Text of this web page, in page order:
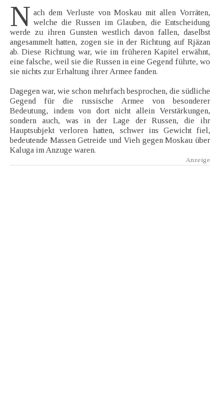
N ach dem Verluste von Moskau mit allen Vorräten,
welche die Russen im Glauben, die Entscheidung
werde zu ihren Gunsten westlich davon fallen, daselbst
angesammelt hatten, zogen sie in der Richtung auf Rjäzan
ab. Diese Richtung war, wie im früheren Kapitel erwähnt,
eine falsche, weil sie die Russen in eine Gegend führte, wo
sie nichts zur Erhaltung ihrer Armee fanden.
Dagegen war, wie schon mehrfach besprochen, die südliche
Gegend für die russische Armee von besonderer
Bedeutung, indem von dort nicht allein Verstärkungen,
sondern auch, was in der Lage der Russen, die ihr
Hauptsubjekt verloren hatten, schwer ins Gewicht fiel,
bedeutende Massen Getreide und Vieh gegen Moskau über
Kaluga im Anzuge waren.